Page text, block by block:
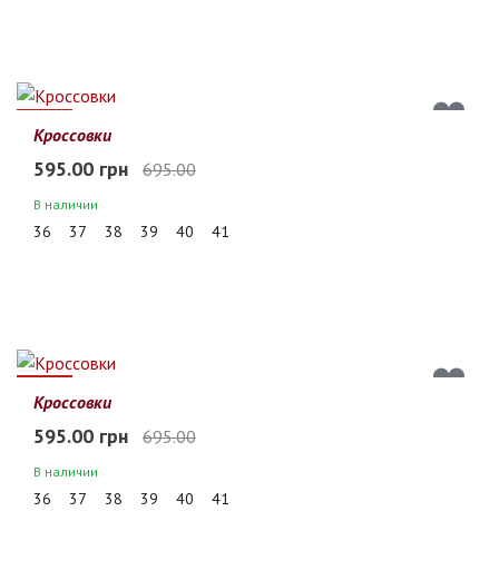
14%
Кроссовки
595.00 грн 695.00
В наличии
36 37 38 39 40 41
14%
Кроссовки
595.00 грн 695.00
В наличии
36 37 38 39 40 41